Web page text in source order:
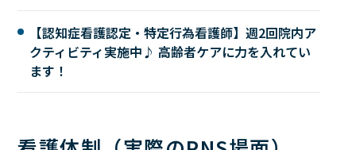
【認知症看護認定・特定行為看護師】週2回院内ア
クティビティ実施中♪ 高齢者ケアに力を入れてい
ます！